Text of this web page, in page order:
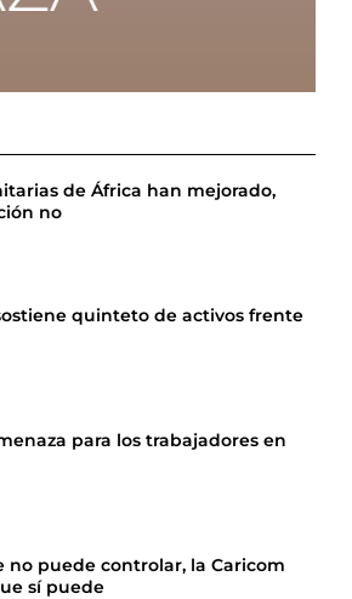
de África han mejorado,
no
quinteto de activos frente
para los trabajadores en
no puede controlar, la Caricom
sí puede